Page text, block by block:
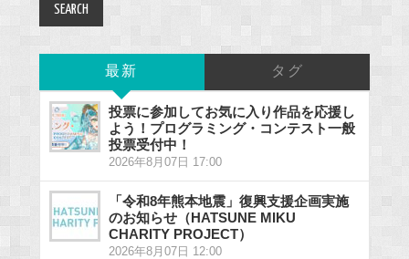
最新 タグ
投票に参加してお気に入り作品を応援し
よう！プログラミング・コンテスト一般
投票受付中！
2026年8月07日 17:00
「令和8年熊本地震」復興支援企画実施
のお知らせ（HATSUNE MIKU
CHARITY PROJECT）
2026年8月07日 12:00